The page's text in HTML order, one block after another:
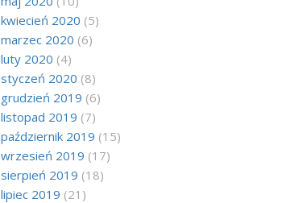
kwiecień 2020 (5)
marzec 2020 (6)
luty 2020 (4)
styczeń 2020 (8)
grudzień 2019 (6)
listopad 2019 (7)
październik 2019 (15)
wrzesień 2019 (17)
sierpień 2019 (18)
lipiec 2019 (21)